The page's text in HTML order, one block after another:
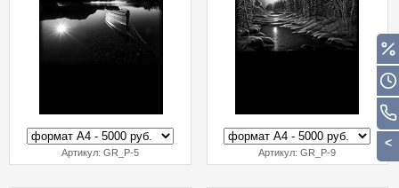
Артикул: GR_P-5 Артикул: GR_P-9